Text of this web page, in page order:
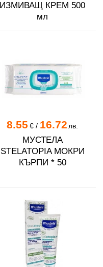
ИЗМИВАЩ КРЕМ 500
мл
8.55 €/ 16.72 лв.
МУСТЕЛА
STELATOPIA МОКРИ
КЪРПИ * 50